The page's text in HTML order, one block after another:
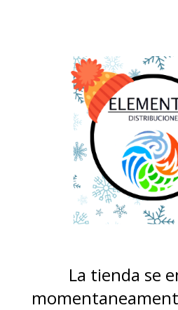
La tienda se